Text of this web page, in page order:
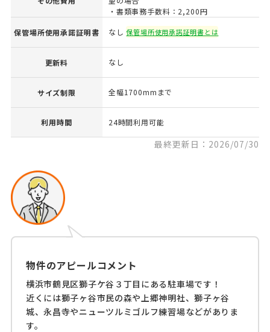
・書類事務手数料：2,200円
保管場所使用承諾証明書 なし保管場所使用承諾証明書とは
更新料 なし
サイズ制限 全幅1700mmまで
利用時間 24時間利用可能
最終更新日：2026/07/30
物件のアピールコメント
横浜市鶴見区獅子ケ谷３丁目にある駐車場です！
近くには獅子ヶ谷市民の森や上郷神明社、獅子ヶ谷
城、永昌寺やニューツルミゴルフ練習場などがありま
す。